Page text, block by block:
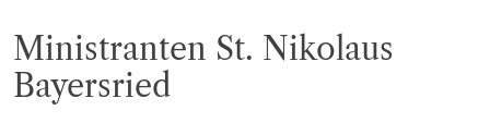
Ministranten St. Nikolaus
Bayersried